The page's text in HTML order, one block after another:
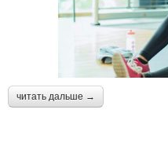
читать дальше →